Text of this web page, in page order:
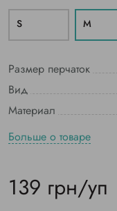
S M
Размер перчаток
Вид
Материал
Больше о товаре
139 грн/уп